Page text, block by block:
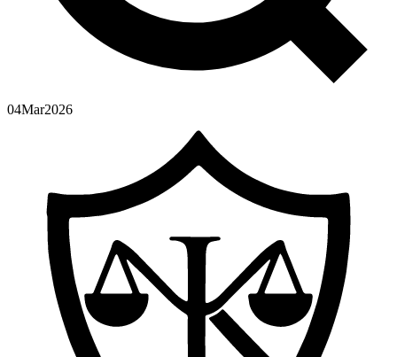
04Mar2026